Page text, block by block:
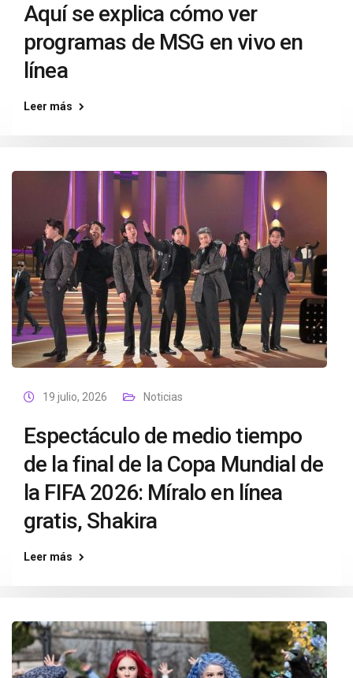
Aquí se explica cómo ver
programas de MSG en vivo en
línea
Leer más
19 julio, 2026 Noticias
Espectáculo de medio tiempo
de la final de la Copa Mundial de
la FIFA 2026: Míralo en línea
gratis, Shakira
Leer más